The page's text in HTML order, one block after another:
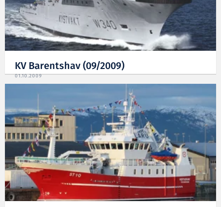
KV Barentshav (09/2009)
01.10.2009